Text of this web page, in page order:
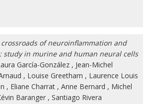
of neuroinflammation and
study in murine and human neural cells
García-González , Jean-Michel
, Louise Greetham , Laurence Louis
, Eliane Charrat , Anne Bernard , Michel
Baranger , Santiago Rivera